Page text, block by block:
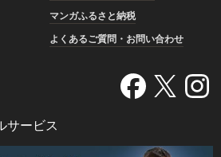
マンガふるさと納税
よくあるご質問・お問い合わせ
サービス